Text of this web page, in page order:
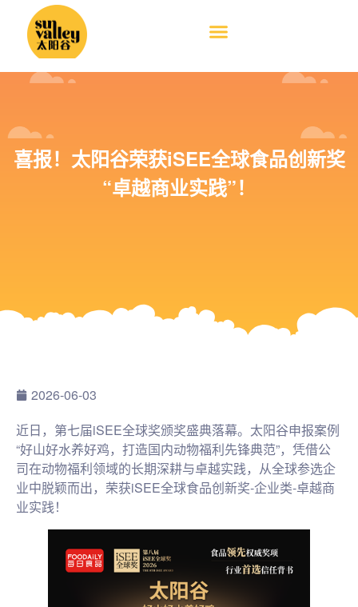
喜报！太阳谷荣获iSEE全球食品创新奖
“卓越商业实践”！
2026-06-03
近日，第七届iSEE全球奖颁奖盛典落幕。太阳谷申报案例
“好山好水养好鸡，打造国内动物福利先锋典范”，凭借公
司在动物福利领域的长期深耕与卓越实践，从全球参选企
业中脱颖而出，荣获iSEE全球食品创新奖-企业类-卓越商
业实践！